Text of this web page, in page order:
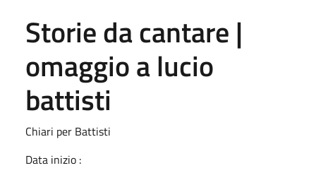
Storie da cantare |
omaggio a lucio
battisti
Chiari per Battisti
Data inizio :